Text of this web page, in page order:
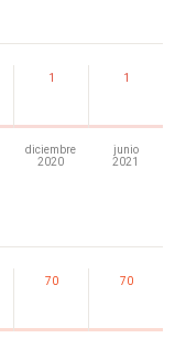
1
diciembre
2020
1
junio
2021
70 70